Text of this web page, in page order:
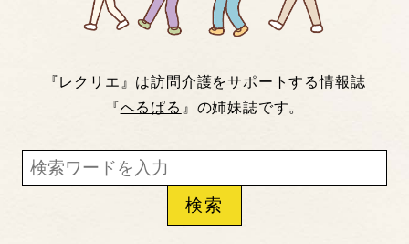
『レクリエ』は訪問介護をサポートする情報誌
『へるぱる 』の姉妹誌です。